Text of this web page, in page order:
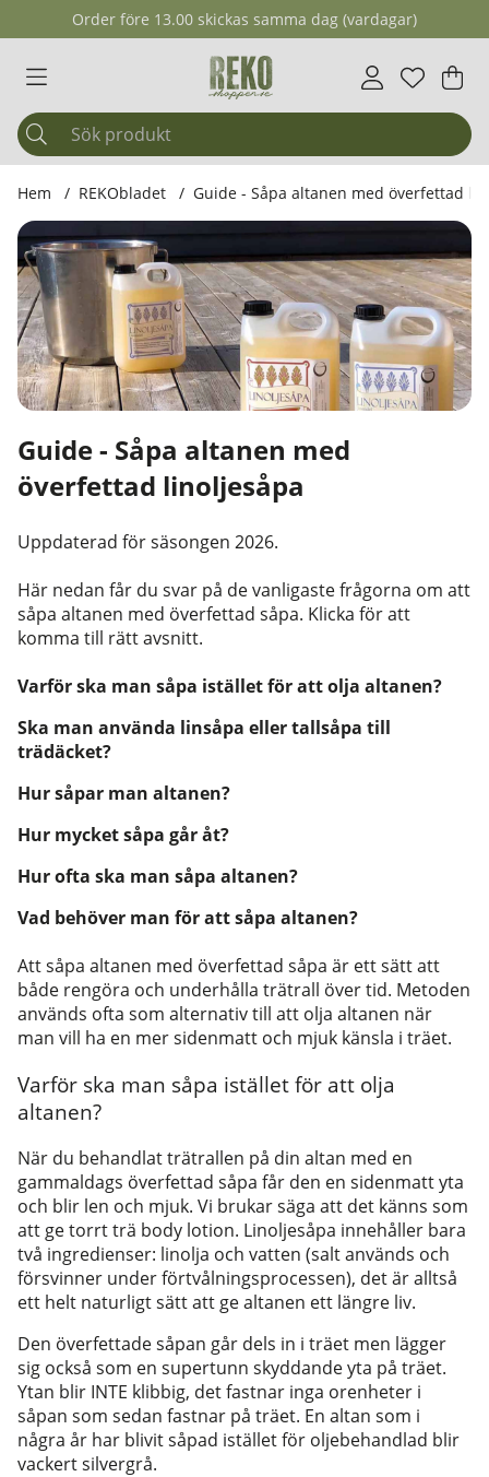
Order före 13.00 skickas samma dag (vardagar)
Antal i
. .
Hem REKObladet Guide - Såpa altanen med överfettad
Guide - Såpa altanen med
överfettad linoljesåpa
Uppdaterad för säsongen 2026.
Här nedan får du svar på de vanligaste frågorna om att
såpa altanen med överfettad såpa. Klicka för att
komma till rätt avsnitt.
Varför ska man såpa istället för att olja altanen?
Ska man använda linsåpa eller tallsåpa till
trädäcket?
Hur såpar man altanen?
Hur mycket såpa går åt?
Hur ofta ska man såpa altanen?
Vad behöver man för att såpa altanen?
Att såpa altanen med överfettad såpa är ett sätt att
både rengöra och underhålla trätrall över tid. Metoden
används ofta som alternativ till att olja altanen när
man vill ha en mer sidenmatt och mjuk känsla i träet.
Varför ska man såpa istället för att olja
altanen?
När du behandlat trätrallen på din altan med en
gammaldags överfettad såpa får den en sidenmatt yta
och blir len och mjuk. Vi brukar säga att det känns som
att ge torrt trä body lotion. Linoljesåpa innehåller bara
två ingredienser: linolja och vatten (salt används och
försvinner under förtvålningsprocessen), det är alltså
ett helt naturligt sätt att ge altanen ett längre liv.
Den överfettade såpan går dels in i träet men lägger
sig också som en supertunn skyddande yta på träet.
Ytan blir INTE klibbig, det fastnar inga orenheter i
såpan som sedan fastnar på träet. En altan som i
några år har blivit såpad istället för oljebehandlad blir
vackert silvergrå.